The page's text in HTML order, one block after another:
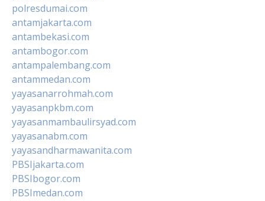
polresdumai.com
antamjakarta.com
antambekasi.com
antambogor.com
antampalembang.com
antammedan.com
yayasanarrohmah.com
yayasanpkbm.com
yayasanmambaulirsyad.com
yayasanabm.com
yayasandharmawanita.com
PBSIjakarta.com
PBSIbogor.com
PBSImedan.com